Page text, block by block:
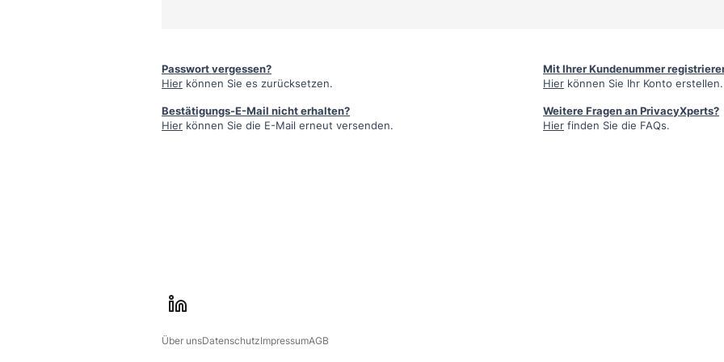
Passwort vergessen?
Hier können Sie es zurücksetzen.
Bestätigungs-E-Mail nicht erhalten?
Hier können Sie die E-Mail erneut versenden.
Mit Ihrer Kundenummer
Hier können Sie Ihr Konto erstellen.
Weitere Fragen an PrivacyXperts?
Hier finden Sie die FAQs.
i
Über unsDatenschutzImpressumAGB